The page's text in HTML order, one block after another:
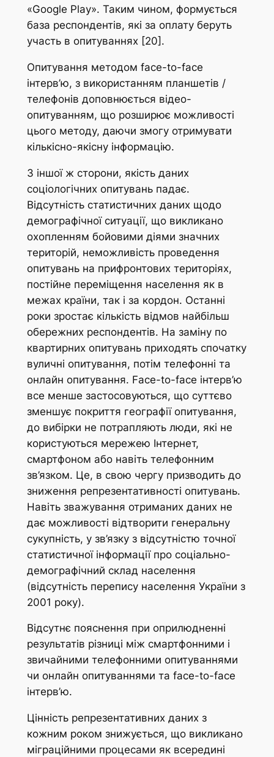
«Google Play». Таким чином, формується
база респондентів, які за оплату беруть
участь в опитуваннях [20].
Опитування методом face-to-face
інтерв’ю, з використанням планшетів /
телефонів доповнюється відео-
опитуванням, що розширює можливості
цього методу, даючи змогу отримувати
кількісно-якісну інформацію.
З іншої ж сторони, якість даних
соціологічних опитувань падає.
Відсутність статистичних даних щодо
демографічної ситуації, що викликано
охопленням бойовими діями значних
територій, неможливість проведення
опитувань на прифронтових територіях,
постійне переміщення населення як в
межах країни, так і за кордон. Останні
роки зростає кількість відмов найбільш
обережних респондентів. На заміну по
квартирних опитувань приходять спочатку
вуличні опитування, потім телефонні та
онлайн опитування. Face-to-face інтерв’ю
все менше застосовуються, що суттєво
зменшує покриття географії опитування,
до вибірки не потрапляють люди, які не
користуються мережею Інтернет,
смартфоном або навіть телефонним
зв’язком. Це, в свою чергу призводить до
зниження репрезентативності опитувань.
Навіть зважування отриманих даних не
дає можливості відтворити генеральну
сукупність, у зв’язку з відсутністю точної
статистичної інформації про соціально-
демографічний склад населення
(відсутність перепису населення України з
2001 року).
Відсутнє пояснення при оприлюдненні
результатів різниці між смартфонними і
звичайними телефонними опитуваннями
чи онлайн опитуваннями та face-to-face
інтерв’ю.
Цінність репрезентативних даних з
кожним роком знижується, що викликано
міграційними процесами як всередині